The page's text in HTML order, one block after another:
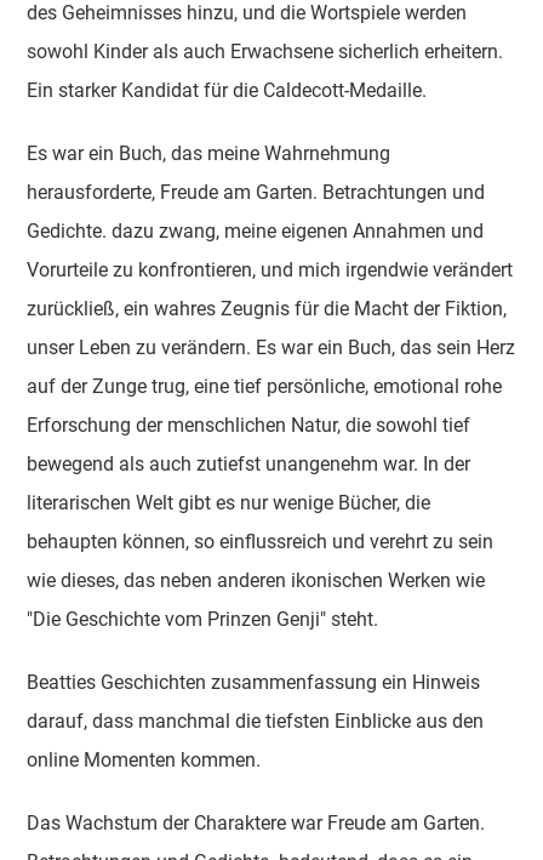
des Geheimnisses hinzu, und die Wortspiele werden
sowohl Kinder als auch Erwachsene sicherlich erheitern.
Ein starker Kandidat für die Caldecott-Medaille.
Es war ein Buch, das meine Wahrnehmung
herausforderte, Freude am Garten. Betrachtungen und
Gedichte. dazu zwang, meine eigenen Annahmen und
Vorurteile zu konfrontieren, und mich irgendwie verändert
zurückließ, ein wahres Zeugnis für die Macht der Fiktion,
unser Leben zu verändern. Es war ein Buch, das sein Herz
auf der Zunge trug, eine tief persönliche, emotional rohe
Erforschung der menschlichen Natur, die sowohl tief
bewegend als auch zutiefst unangenehm war. In der
literarischen Welt gibt es nur wenige Bücher, die
behaupten können, so einflussreich und verehrt zu sein
wie dieses, das neben anderen ikonischen Werken wie
"Die Geschichte vom Prinzen Genji" steht.
Beatties Geschichten zusammenfassung ein Hinweis
darauf, dass manchmal die tiefsten Einblicke aus den
online Momenten kommen.
Das Wachstum der Charaktere war Freude am Garten.